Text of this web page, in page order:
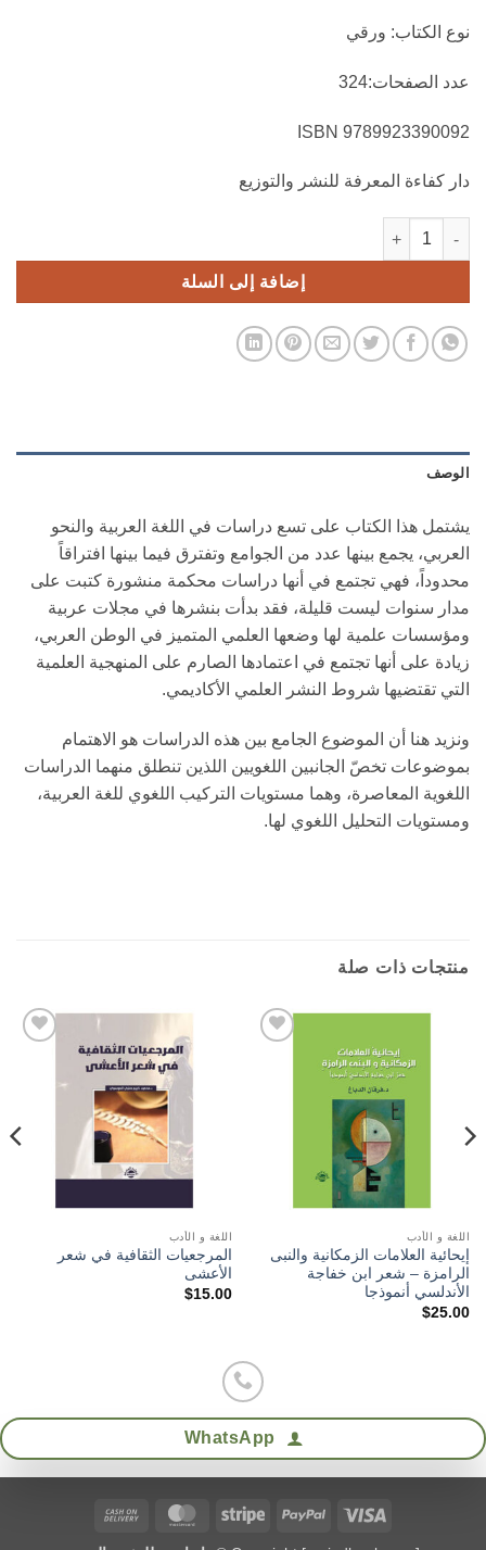
نوع الكتاب: ورقي
عدد الصفحات:324
9789923390092 ISBN
دار كفاءة المعرفة للنشر والتوزيع
كمية دراسات ومقالات في اللغة والنحو
إضافة إلى السلة
الوصف
يشتمل هذا الكتاب على تسع دراسات في اللغة العربية والنحو
العربي، يجمع بينها عدد من الجوامع وتفترق فيما بينها افتراقاً
محدوداً، فهي تجتمع في أنها دراسات محكمة منشورة كتبت على
مدار سنوات ليست قليلة، فقد بدأت بنشرها في مجلات عربية
ومؤسسات علمية لها وضعها العلمي المتميز في الوطن العربي،
زيادة على أنها تجتمع في اعتمادها الصارم على المنهجية العلمية
التي تقتضيها شروط النشر العلمي الأكاديمي.
ونزيد هنا أن الموضوع الجامع بين هذه الدراسات هو الاهتمام
بموضوعات تخصّ الجانبين اللغويين اللذين تنطلق منهما الدراسات
اللغوية المعاصرة، وهما مستويات التركيب اللغوي للغة العربية،
ومستويات التحليل اللغوي لها.
منتجات ذات صلة
اللغة و الأدب
إيحائية العلامات الزمكانية والنبى
الرامزة – شعر ابن خفاجة
الأندلسي أنموذجا
$25.00
اللغة و الأدب
المرجعيات الثقافية في شعر
الأعشى
$15.00
WhatsApp
Visa
PayPal
Stripe
MasterCard